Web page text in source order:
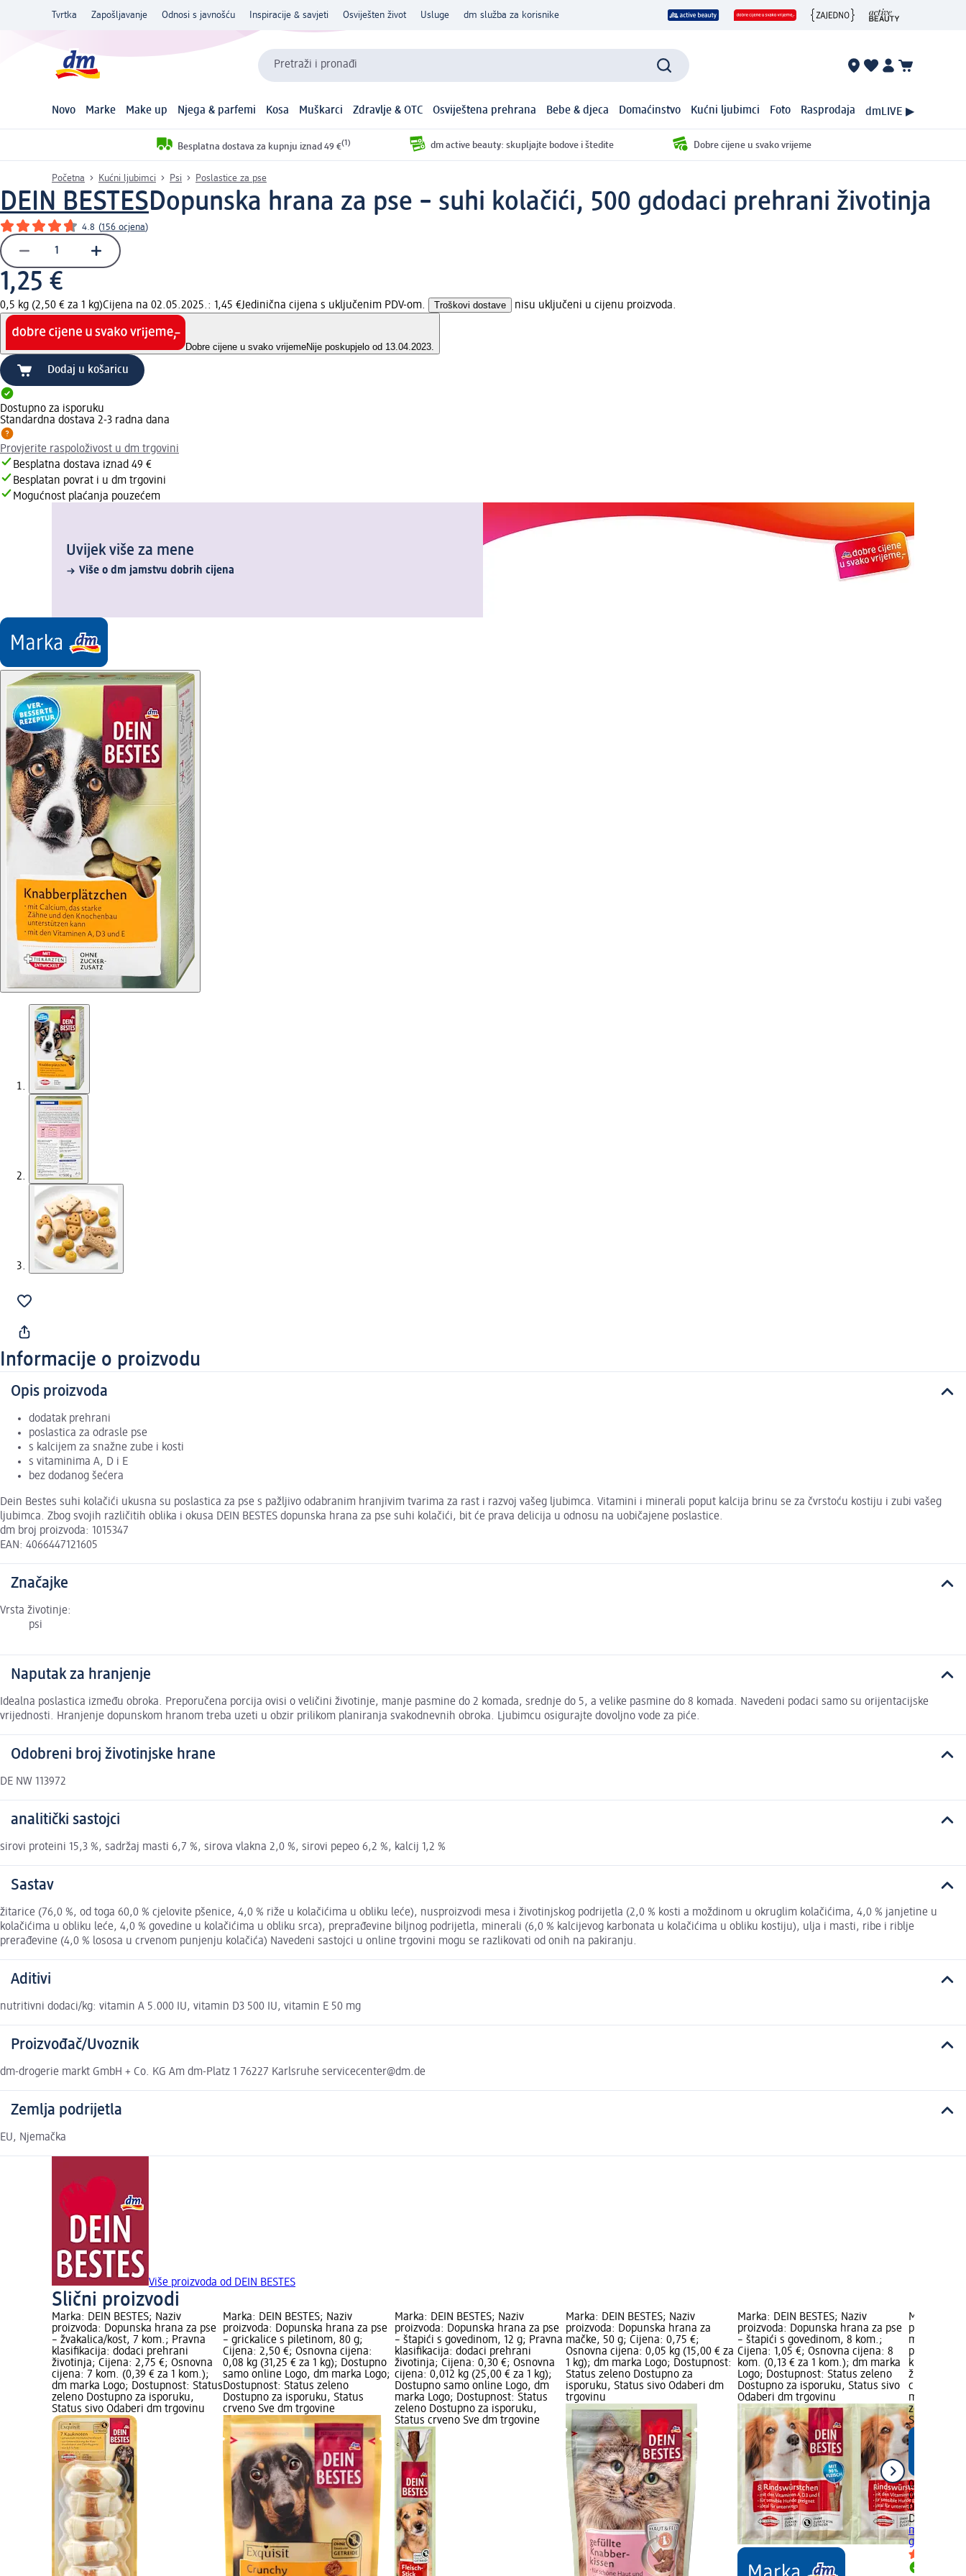
Tvrtka Zapošljavanje Odnosi s javnošću Inspiracije & savjeti Osviješten život Usluge dm služba za korisnike
Pretraži i pronađi
Novo Marke Make up Njega & parfemi Kosa Muškarci Zdravlje & OTC Osviještena prehrana Bebe & djeca Domaćinstvo Kućni ljubimci Foto Rasprodaja dmLIVE ▶
Besplatna dostava za kupnju iznad 49 €(1) dm active beauty: skupljajte bodove i štedite Dobre cijene u svako vrijeme
Početna Kućni ljubimci Psi Poslastice za pse
DEIN BESTESDopunska hrana za pse – suhi kolačići, 500 gdodaci prehrani životinja
4.8 (156 ocjena)
1,25 €
0,5 kg (2,50 € za 1 kg)Cijena na 02.05.2025.: 1,45 €Jedinična cijena s uključenim PDV-om. Troškovi dostave nisu uključeni u cijenu proizvoda.
Dobre cijene u svako vrijemeNije poskupjelo od 13.04.2023.
Dodaj u košaricu
Dostupno za isporuku
Standardna dostava 2-3 radna dana
Provjerite raspoloživost u dm trgovini
Besplatna dostava iznad 49 €
Besplatan povrat i u dm trgovini
Mogućnost plaćanja pouzećem
Uvijek više za mene
Više o dm jamstvu dobrih cijena
Informacije o proizvodu
Opis proizvoda
dodatak prehrani
poslastica za odrasle pse
s kalcijem za snažne zube i kosti
s vitaminima A, D i E
bez dodanog šećera
Dein Bestes suhi kolačići ukusna su poslastica za pse s pažljivo odabranim hranjivim tvarima za rast i razvoj vašeg ljubimca. Vitamini i minerali poput kalcija brinu se za čvrstoću kostiju i zubi vašeg
ljubimca. Zbog svojih različitih oblika i okusa DEIN BESTES dopunska hrana za pse suhi kolačići, bit će prava delicija u odnosu na uobičajene poslastice.
dm broj proizvoda: 1015347
EAN: 4066447121605
Značajke
Vrsta životinje:
psi
Naputak za hranjenje
Idealna poslastica između obroka. Preporučena porcija ovisi o veličini životinje, manje pasmine do 2 komada, srednje do 5, a velike pasmine do 8 komada. Navedeni podaci samo su orijentacijske
vrijednosti. Hranjenje dopunskom hranom treba uzeti u obzir prilikom planiranja svakodnevnih obroka. Ljubimcu osigurajte dovoljno vode za piće.
Odobreni broj životinjske hrane
DE NW 113972
analitički sastojci
sirovi proteini 15,3 %, sadržaj masti 6,7 %, sirova vlakna 2,0 %, sirovi pepeo 6,2 %, kalcij 1,2 %
Sastav
žitarice (76,0 %, od toga 60,0 % cjelovite pšenice, 4,0 % riže u kolačićima u obliku leće), nusproizvodi mesa i životinjskog podrijetla (2,0 % kosti a moždinom u okruglim kolačićima, 4,0 % janjetine u
kolačićima u obliku leće, 4,0 % govedine u kolačićima u obliku srca), preprađevine biljnog podrijetla, minerali (6,0 % kalcijevog karbonata u kolačićima u obliku kostiju), ulja i masti, ribe i riblje
prerađevine (4,0 % lososa u crvenom punjenju kolačića) Navedeni sastojci u online trgovini mogu se razlikovati od onih na pakiranju.
Aditivi
nutritivni dodaci/kg: vitamin A 5.000 IU, vitamin D3 500 IU, vitamin E 50 mg
Proizvođač/Uvoznik
dm-drogerie markt GmbH + Co. KG Am dm-Platz 1 76227 Karlsruhe servicecenter@dm.de
Zemlja podrijetla
EU, Njemačka
Više proizvoda od DEIN BESTES
Slični proizvodi
Marka: DEIN BESTES; Naziv
proizvoda: Dopunska hrana za pse
– žvakalica/kost, 7 kom.; Pravna
klasifikacija: dodaci prehrani
životinja; Cijena: 2,75 €; Osnovna
cijena: 7 kom. (0,39 € za 1 kom.);
dm marka Logo; Dostupnost: Status
zeleno Dostupno za isporuku,
Status sivo Odaberi dm trgovinu
Marka: DEIN BESTES; Naziv
proizvoda: Dopunska hrana za pse
– grickalice s piletinom, 80 g;
Cijena: 2,50 €; Osnovna cijena:
0,08 kg (31,25 € za 1 kg); Dostupno
samo online Logo, dm marka Logo;
Dostupnost: Status zeleno
Dostupno za isporuku, Status
crveno Sve dm trgovine
Marka: DEIN BESTES; Naziv
proizvoda: Dopunska hrana za pse
– štapići s govedinom, 12 g; Pravna
klasifikacija: dodaci prehrani
životinja; Cijena: 0,30 €; Osnovna
cijena: 0,012 kg (25,00 € za 1 kg);
Dostupno samo online Logo, dm
marka Logo; Dostupnost: Status
zeleno Dostupno za isporuku,
Status crveno Sve dm trgovine
Marka: DEIN BESTES; Naziv
proizvoda: Dopunska hrana za
mačke, 50 g; Cijena: 0,75 €;
Osnovna cijena: 0,05 kg (15,00 € za
1 kg); dm marka Logo; Dostupnost:
Status zeleno Dostupno za
isporuku, Status sivo Odaberi dm
trgovinu
Marka: DEIN BESTES; Naziv
proizvoda: Dopunska hrana za pse
– štapići s govedinom, 8 kom.;
Cijena: 1,05 €; Osnovna cijena: 8
kom. (0,13 € za 1 kom.); dm marka
Logo; Dostupnost: Status zeleno
Dostupno za isporuku, Status sivo
Odaberi dm trgovinu
Marka:
proizvoda:
mačke –
piletinom,
životinja;
cijena: 0,06
marka
zeleno
Status sivo
0,80 €
0,06 kg
DEIN
mačke –
gdodaci